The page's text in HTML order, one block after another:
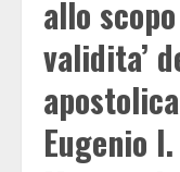
allo
validita’
Eugenio